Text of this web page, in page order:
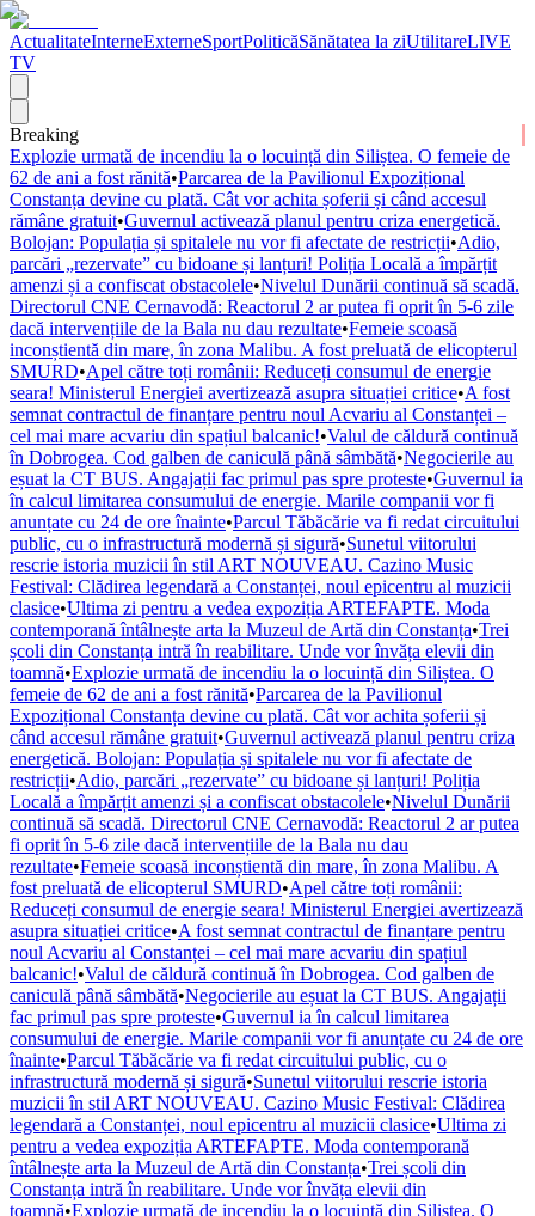
ActualitateInterneExterneSportPoliticăSănătatea la ziUtilitareLIVE
TV
Breaking
Explozie urmată de incendiu la o locuință din Siliștea. O femeie de
62 de ani a fost rănită•Parcarea de la Pavilionul Expozițional
Constanța devine cu plată. Cât vor achita șoferii și când accesul
rămâne gratuit•Guvernul activează planul pentru criza energetică.
Bolojan: Populația și spitalele nu vor fi afectate de restricții•Adio,
parcări „rezervate” cu bidoane și lanțuri! Poliția Locală a împărțit
amenzi și a confiscat obstacolele•Nivelul Dunării continuă să scadă.
Directorul CNE Cernavodă: Reactorul 2 ar putea fi oprit în 5-6 zile
dacă intervențiile de la Bala nu dau rezultate•Femeie scoasă
inconștientă din mare, în zona Malibu. A fost preluată de elicopterul
SMURD•Apel către toți românii: Reduceți consumul de energie
seara! Ministerul Energiei avertizează asupra situației critice•A fost
semnat contractul de finanțare pentru noul Acvariu al Constanței –
cel mai mare acvariu din spațiul balcanic!•Valul de căldură continuă
în Dobrogea. Cod galben de caniculă până sâmbătă•Negocierile au
eșuat la CT BUS. Angajații fac primul pas spre proteste•Guvernul ia
în calcul limitarea consumului de energie. Marile companii vor fi
anunțate cu 24 de ore înainte•Parcul Tăbăcărie va fi redat circuitului
public, cu o infrastructură modernă și sigură•Sunetul viitorului
rescrie istoria muzicii în stil ART NOUVEAU. Cazino Music
Festival: Clădirea legendară a Constanței, noul epicentru al muzicii
clasice•Ultima zi pentru a vedea expoziția ARTEFAPTE. Moda
contemporană întâlnește arta la Muzeul de Artă din Constanța•Trei
școli din Constanța intră în reabilitare. Unde vor învăța elevii din
toamnă•Explozie urmată de incendiu la o locuință din Siliștea. O
femeie de 62 de ani a fost rănită•Parcarea de la Pavilionul
Expozițional Constanța devine cu plată. Cât vor achita șoferii și
când accesul rămâne gratuit•Guvernul activează planul pentru criza
energetică. Bolojan: Populația și spitalele nu vor fi afectate de
restricții•Adio, parcări „rezervate” cu bidoane și lanțuri! Poliția
Locală a împărțit amenzi și a confiscat obstacolele•Nivelul Dunării
continuă să scadă. Directorul CNE Cernavodă: Reactorul 2 ar putea
fi oprit în 5-6 zile dacă intervențiile de la Bala nu dau
rezultate•Femeie scoasă inconștientă din mare, în zona Malibu. A
fost preluată de elicopterul SMURD•Apel către toți românii:
Reduceți consumul de energie seara! Ministerul Energiei avertizează
asupra situației critice•A fost semnat contractul de finanțare pentru
noul Acvariu al Constanței – cel mai mare acvariu din spațiul
balcanic!•Valul de căldură continuă în Dobrogea. Cod galben de
caniculă până sâmbătă•Negocierile au eșuat la CT BUS. Angajații
fac primul pas spre proteste•Guvernul ia în calcul limitarea
consumului de energie. Marile companii vor fi anunțate cu 24 de ore
înainte•Parcul Tăbăcărie va fi redat circuitului public, cu o
infrastructură modernă și sigură•Sunetul viitorului rescrie istoria
muzicii în stil ART NOUVEAU. Cazino Music Festival: Clădirea
legendară a Constanței, noul epicentru al muzicii clasice•Ultima zi
pentru a vedea expoziția ARTEFAPTE. Moda contemporană
întâlnește arta la Muzeul de Artă din Constanța•Trei școli din
Constanța intră în reabilitare. Unde vor învăța elevii din
toamnă•Explozie urmată de incendiu la o locuință din Siliștea. O